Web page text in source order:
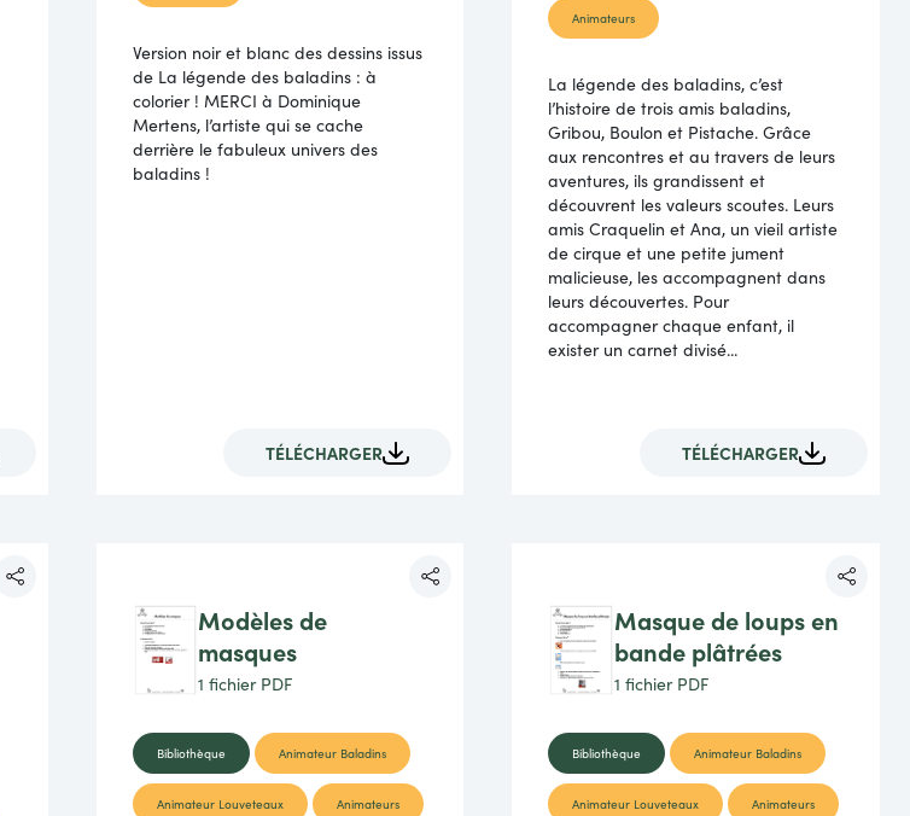
Version noir et blanc des dessins issus
de La légende des baladins : à
colorier ! MERCI à Dominique
Mertens, l’artiste qui se cache
derrière le fabuleux univers des
baladins !
TÉLÉCHARGER
Animateurs
La légende des baladins, c’est
l’histoire de trois amis baladins,
Gribou, Boulon et Pistache. Grâce
aux rencontres et au travers de leurs
aventures, ils grandissent et
découvrent les valeurs scoutes. Leurs
amis Craquelin et Ana, un vieil artiste
de cirque et une petite jument
malicieuse, les accom­pagnent dans
leurs découvertes. Pour
accompagner chaque enfant, il
exister un carnet divisé...
TÉLÉCHARGER
Modèles de
masques
1 fichier PDF
Bibliothèque Animateur Baladins
Animateur Louveteaux Animateurs
Masque de loups en
bande plâtrées
1 fichier PDF
Bibliothèque Animateur Baladins
Animateur Louveteaux Animateurs